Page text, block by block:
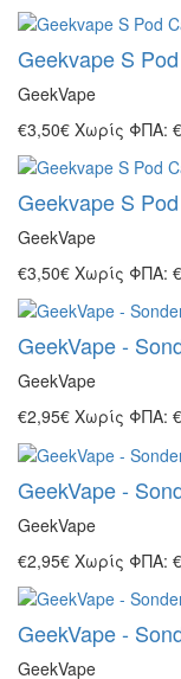
Geekvape S
GeekVape
€3,50€ Χωρίς ΦΠΑ:
Geekvape S
GeekVape
€3,50€ Χωρίς ΦΠΑ:
GeekVape -
GeekVape
€2,95€ Χωρίς ΦΠΑ:
GeekVape -
GeekVape
€2,95€ Χωρίς ΦΠΑ:
GeekVape -
GeekVape